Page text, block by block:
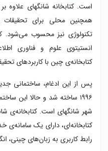
است. کتابخانه شانگهای علاوه
همچنین محلی برای تحقیقات
انستیتوی علوم و فناوری
کتابخانه‌ی چین با کاربردهای
پس از این ادغام، ساختمانی
۱۹۹۶ ساخته شد و حالا این
شهر شانگهای است. کتابخانه‌ی
کتابخانه‌ای، دارای یک
رابط کاربری به زبان‌های چینی،